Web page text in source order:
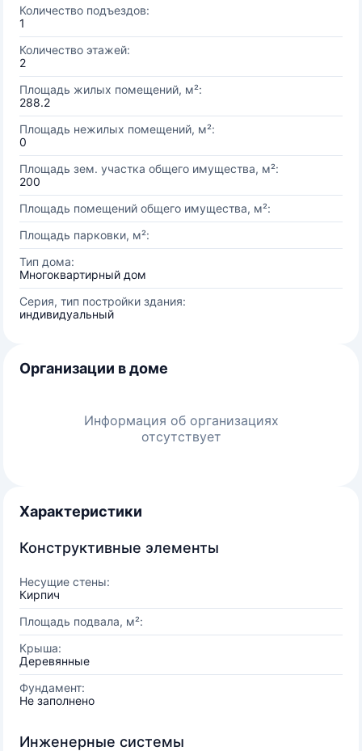
Количество подъездов:
1
Количество этажей:
2
Площадь жилых помещений, м²:
288.2
Площадь нежилых помещений, м²:
0
Площадь зем. участка общего имущества, м²:
200
Площадь помещений общего имущества, м²:
Площадь парковки, м²:
Тип дома:
Многоквартирный дом
Серия, тип постройки здания:
индивидуальный
Организации в доме
Информация об организациях
отсутствует
Характеристики
Конструктивные элементы
Несущие стены:
Кирпич
Площадь подвала, м²:
Крыша:
Деревянные
Фундамент:
Не заполнено
Инженерные системы